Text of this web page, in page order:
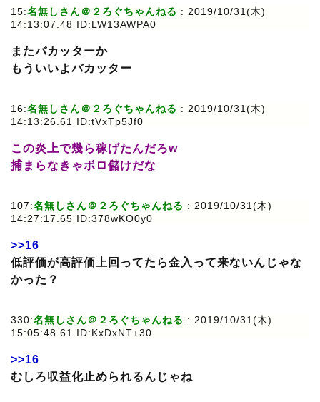
15:名無しさん＠２ろぐちゃんねる : 2019/10/31(木)
14:13:07.48 ID:LW13AWPA0
またバカッターか
もういいよバカッター
16:名無しさん＠２ろぐちゃんねる : 2019/10/31(木)
14:13:26.61 ID:tVxTp5Jf0
この炎上で幾ら稼げたんだろw
捕まらなきゃボロ儲けだな
107:名無しさん＠２ろぐちゃんねる : 2019/10/31(木)
14:27:17.65 ID:378wKO0y0
>>16
低評価が高評価上回ってたら金入って来ないんじゃな
かった？
330:名無しさん＠２ろぐちゃんねる : 2019/10/31(木)
15:05:48.61 ID:KxDxNT+30
>>16
むしろ収益化止められるんじゃね